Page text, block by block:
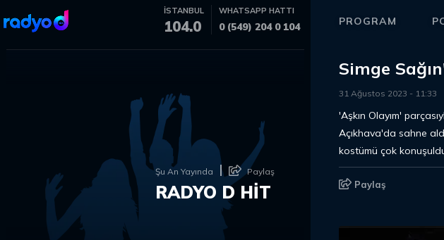
İSTANBUL
104.0
WHATSAPP HATTI
0 (549) 204 0 104 PROGRAM
Şu An Yayında Paylaş
RADYO D HİT
Simge
31 Ağustos 2023 - 11:33
'Aşkın Olayım'
Açıkhava'da sahne
kostümü çok
Paylaş